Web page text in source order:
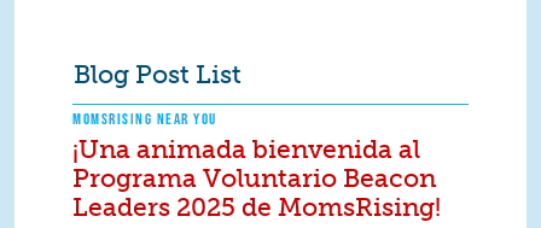
Blog Post List
MOMSRISING NEAR YOU
¡Una animada bienvenida al
Programa Voluntario Beacon
Leaders 2025 de MomsRising!